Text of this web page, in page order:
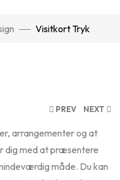
Visitkort Tryk
PREV NEXT
arrangementer og at
dig med at præsentere
måde. Du kan